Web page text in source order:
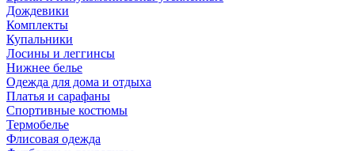
Дождевики
Комплекты
Купальники
Лосины и леггинсы
Нижнее белье
Одежда для дома и отдыха
Платья и сарафаны
Спортивные костюмы
Термобелье
Флисовая одежда